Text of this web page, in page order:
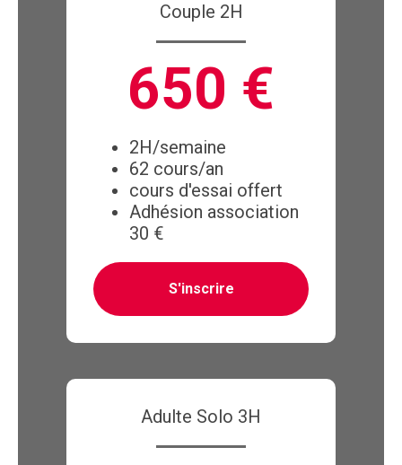
Couple 2H
650 €
2H/semaine
62 cours/an
cours d'essai offert
Adhésion association
30 €
S'inscrire
Adulte Solo 3H